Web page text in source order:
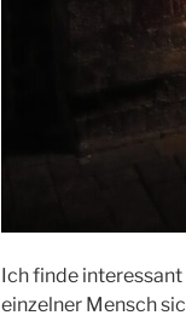
Ich finde
einzelner Mensch